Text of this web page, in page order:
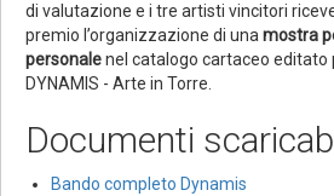
di valutazione e i tre artisti vincitori
premio l’organizzazione di unamostra
personalenel catalogo cartaceo editato
DYNAMIS - Arte in Torre.
Documenti
Bando completo Dynamis